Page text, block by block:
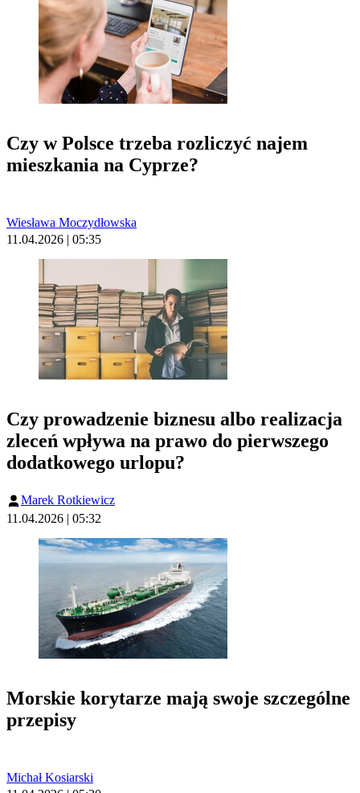
Czy w Polsce trzeba rozliczyć najem
mieszkania na Cyprze?
Wiesława Moczydłowska
11.04.2026 | 05:35
Czy prowadzenie biznesu albo realizacja
zleceń wpływa na prawo do pierwszego
dodatkowego urlopu?
Marek Rotkiewicz
11.04.2026 | 05:32
Morskie korytarze mają swoje szczególne
przepisy
Michał Kosiarski